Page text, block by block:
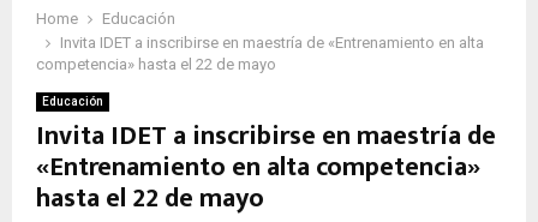
Home
Educación
Invita IDET a inscribirse en maestría de «Entrenamiento en alta
competencia» hasta el 22 de mayo
Educación
Invita IDET a inscribirse en maestría de
«Entrenamiento en alta competencia»
hasta el 22 de mayo